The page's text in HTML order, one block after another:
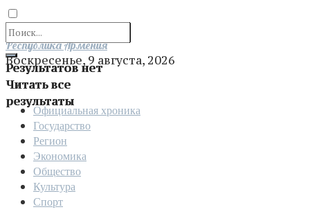
Результатов нет
Читать все
результаты
Отправить
Республика Армения
Воскресенье, 9 августа, 2026
Официальная хроника
Государство
Регион
Экономика
Общество
Культура
Спорт